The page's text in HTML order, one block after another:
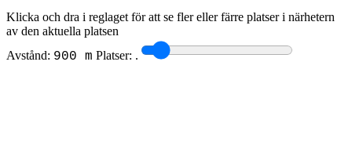
Klicka och dra i reglaget för att se fler eller färre platser i närhetern
av den aktuella platsen
Avstånd: 900 m Platser: .